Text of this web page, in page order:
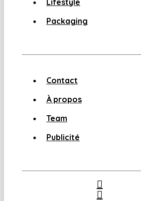
Packaging
Contact
À propos
Team
Publicité